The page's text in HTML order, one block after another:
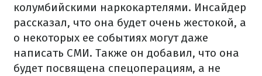
колумбийскими наркокартелями. Инсайдер
рассказал, что она будет очень жестокой, а
о некоторых ее событиях могут даже
написать СМИ. Также он добавил, что она
будет посвящена спецоперациям, а не